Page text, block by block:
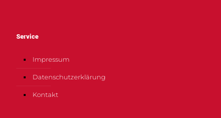
Service
Impressum
Datenschutzerklärung
Kontakt